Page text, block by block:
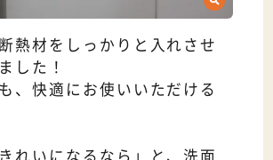
熱材をしっかりと入れさせ
した！
、快適にお使いいただける